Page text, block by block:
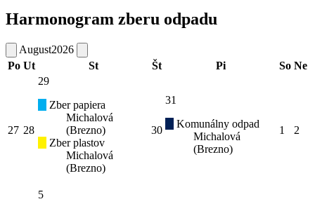
Harmonogram zberu odpadu
August2026
Po Ut St Št Pi So Ne
27 28
29
Zber papiera
Michalová
(Brezno)
Zber plastov
Michalová
(Brezno)
30
31
Komunálny odpad
Michalová
(Brezno)
1 2
5